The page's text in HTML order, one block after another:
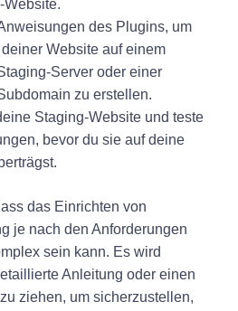
Website.
des Plugins, um
Website auf einem
Server oder einer
zu erstellen.
Staging-Website und teste
bevor du sie auf deine
das Einrichten von
je nach den Anforderungen
sein kann. Es wird
Anleitung oder einen
ziehen, um sicherzustellen,